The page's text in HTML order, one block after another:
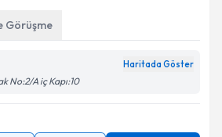
Görüşme
Haritada Göster
No:2/A iç Kapı:10